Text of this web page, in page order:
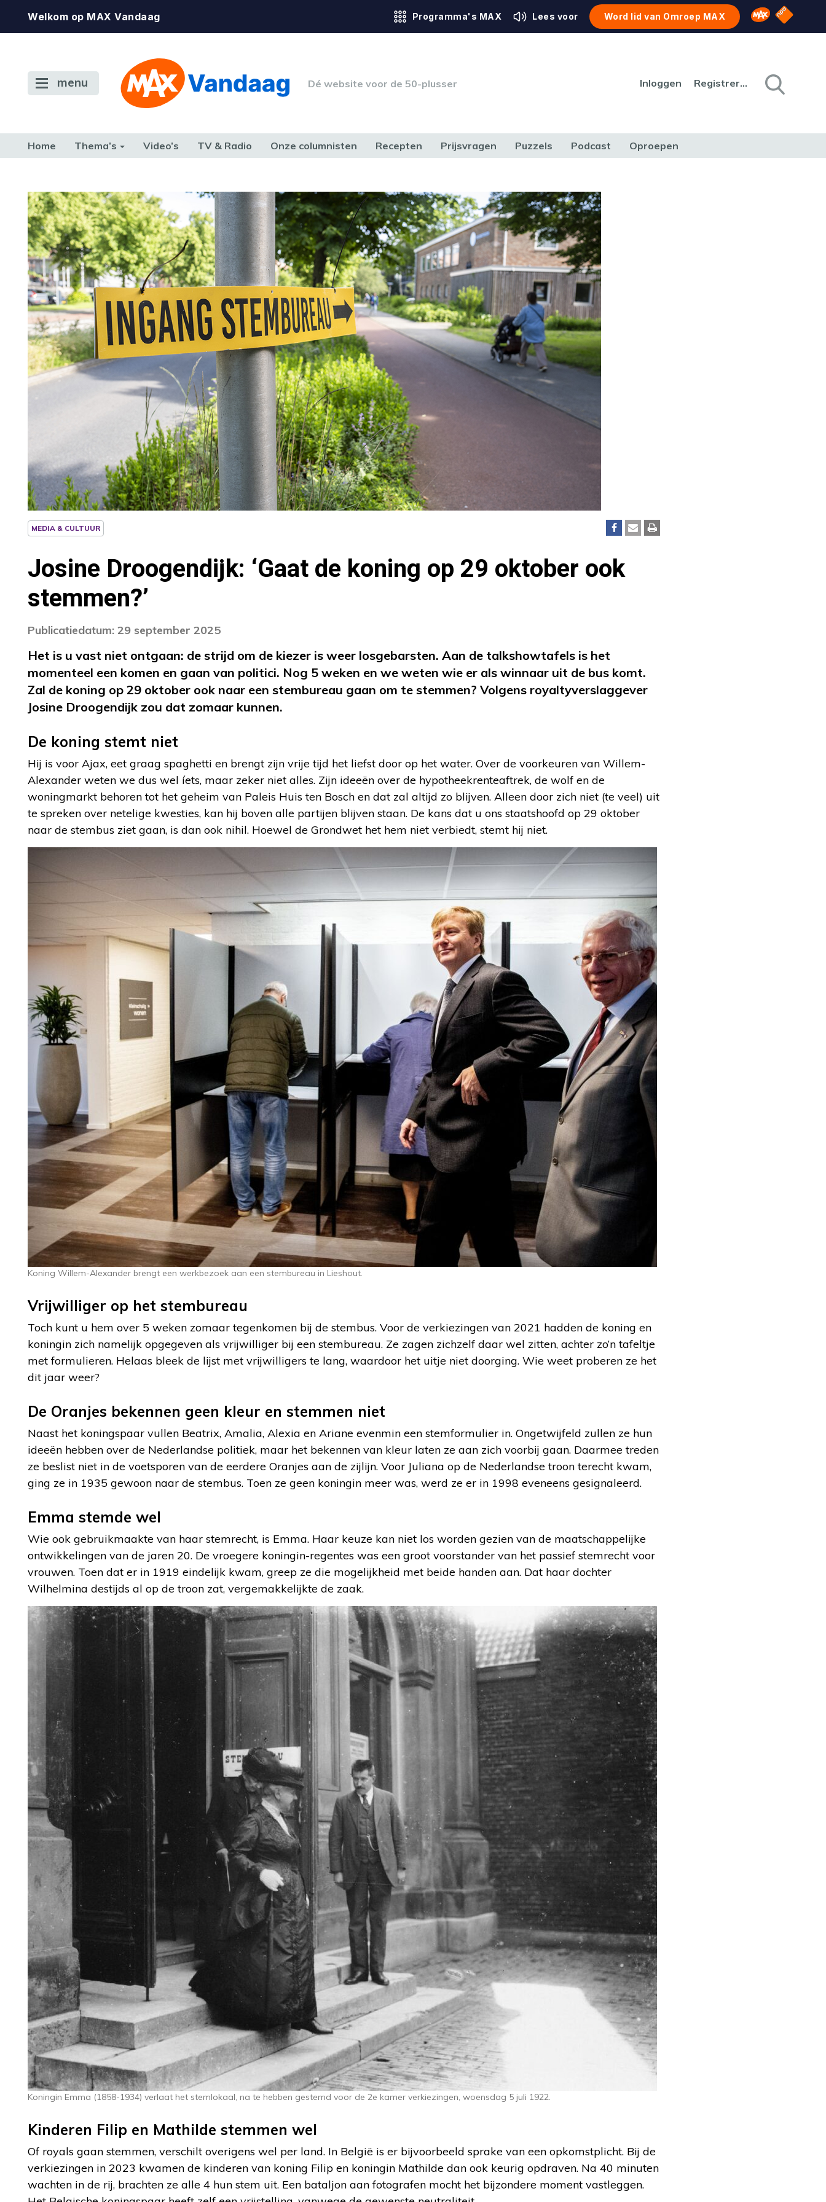
Welkom op MAX Vandaag Programma's MAX Lees voor Word lid van Omroep MAX Omroep MAX
NPO
menu Dé website voor de 50-plusser Inloggen Registreren
Home Thema’s Video’s TV & Radio Onze columnisten Recepten Prijsvragen Puzzels Podcast Oproepen
MEDIA & CULTUUR
Josine Droogendijk: ‘Gaat de koning op 29 oktober ook
stemmen?’
Publicatiedatum: 29 september 2025
Het is u vast niet ontgaan: de strijd om de kiezer is weer losgebarsten. Aan de talkshowtafels is het
momenteel een komen en gaan van politici. Nog 5 weken en we weten wie er als winnaar uit de bus komt.
Zal de koning op 29 oktober ook naar een stembureau gaan om te stemmen? Volgens royaltyverslaggever
Josine Droogendijk zou dat zomaar kunnen.
De koning stemt niet
Hij is voor Ajax, eet graag spaghetti en brengt zijn vrije tijd het liefst door op het water. Over de voorkeuren van Willem-
Alexander weten we dus wel íets, maar zeker niet alles. Zijn ideeën over de hypotheekrenteaftrek, de wolf en de
woningmarkt behoren tot het geheim van Paleis Huis ten Bosch en dat zal altijd zo blijven. Alleen door zich niet (te veel) uit
te spreken over netelige kwesties, kan hij boven alle partijen blijven staan. De kans dat u ons staatshoofd op 29 oktober
naar de stembus ziet gaan, is dan ook nihil. Hoewel de Grondwet het hem niet verbiedt, stemt hij niet.
Koning Willem-Alexander brengt een werkbezoek aan een stembureau in Lieshout.
Vrijwilliger op het stembureau
Toch kunt u hem over 5 weken zomaar tegenkomen bij de stembus. Voor de verkiezingen van 2021 hadden de koning en
koningin zich namelijk opgegeven als vrijwilliger bij een stembureau. Ze zagen zichzelf daar wel zitten, achter zo’n tafeltje
met formulieren. Helaas bleek de lijst met vrijwilligers te lang, waardoor het uitje niet doorging. Wie weet proberen ze het
dit jaar weer?
De Oranjes bekennen geen kleur en stemmen niet
Naast het koningspaar vullen Beatrix, Amalia, Alexia en Ariane evenmin een stemformulier in. Ongetwijfeld zullen ze hun
ideeën hebben over de Nederlandse politiek, maar het bekennen van kleur laten ze aan zich voorbij gaan. Daarmee treden
ze beslist niet in de voetsporen van de eerdere Oranjes aan de zijlijn. Voor Juliana op de Nederlandse troon terecht kwam,
ging ze in 1935 gewoon naar de stembus. Toen ze geen koningin meer was, werd ze er in 1998 eveneens gesignaleerd.
Emma stemde wel
Wie ook gebruikmaakte van haar stemrecht, is Emma. Haar keuze kan niet los worden gezien van de maatschappelijke
ontwikkelingen van de jaren 20. De vroegere koningin-regentes was een groot voorstander van het passief stemrecht voor
vrouwen. Toen dat er in 1919 eindelijk kwam, greep ze die mogelijkheid met beide handen aan. Dat haar dochter
Wilhelmina destijds al op de troon zat, vergemakkelijkte de zaak.
Koningin Emma (1858-1934) verlaat het stemlokaal, na te hebben gestemd voor de 2e kamer verkiezingen, woensdag 5 juli 1922.
Kinderen Filip en Mathilde stemmen wel
Of royals gaan stemmen, verschilt overigens wel per land. In België is er bijvoorbeeld sprake van een opkomstplicht. Bij de
verkiezingen in 2023 kwamen de kinderen van koning Filip en koningin Mathilde dan ook keurig opdraven. Na 40 minuten
wachten in de rij, brachten ze alle 4 hun stem uit. Een bataljon aan fotografen mocht het bijzondere moment vastleggen.